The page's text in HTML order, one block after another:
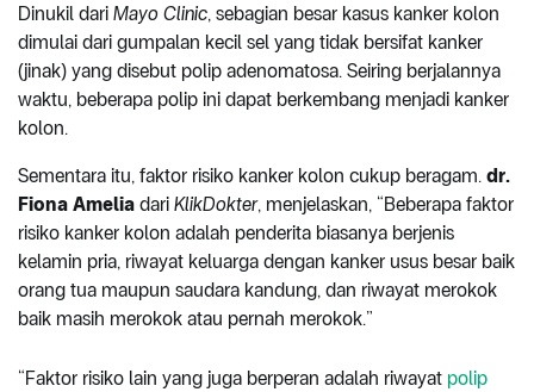
Dinukil dari Mayo Clinic, sebagian besar kasus kanker kolon
dimulai dari gumpalan kecil sel yang tidak bersifat kanker
(jinak) yang disebut polip adenomatosa. Seiring berjalannya
waktu, beberapa polip ini dapat berkembang menjadi kanker
kolon.
Sementara itu, faktor risiko kanker kolon cukup beragam. dr.
Fiona Amelia dari KlikDokter, menjelaskan, “Beberapa faktor
risiko kanker kolon adalah penderita biasanya berjenis
kelamin pria, riwayat keluarga dengan kanker usus besar baik
orang tua maupun saudara kandung, dan riwayat merokok
baik masih merokok atau pernah merokok.”
“Faktor risiko lain yang juga berperan adalah riwayat polip